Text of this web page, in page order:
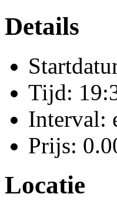
Details
Tijd:
Interval:
Prijs:
Locatie